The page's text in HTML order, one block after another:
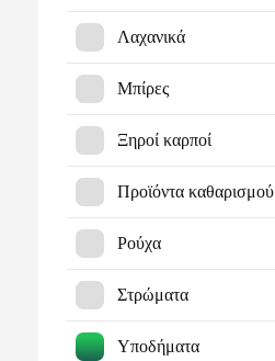
Λαχανικά
Μπίρες
Ξηροί καρποί
Προϊόντα καθαρισμού
Ρούχα
Στρώματα
Υποδήματα